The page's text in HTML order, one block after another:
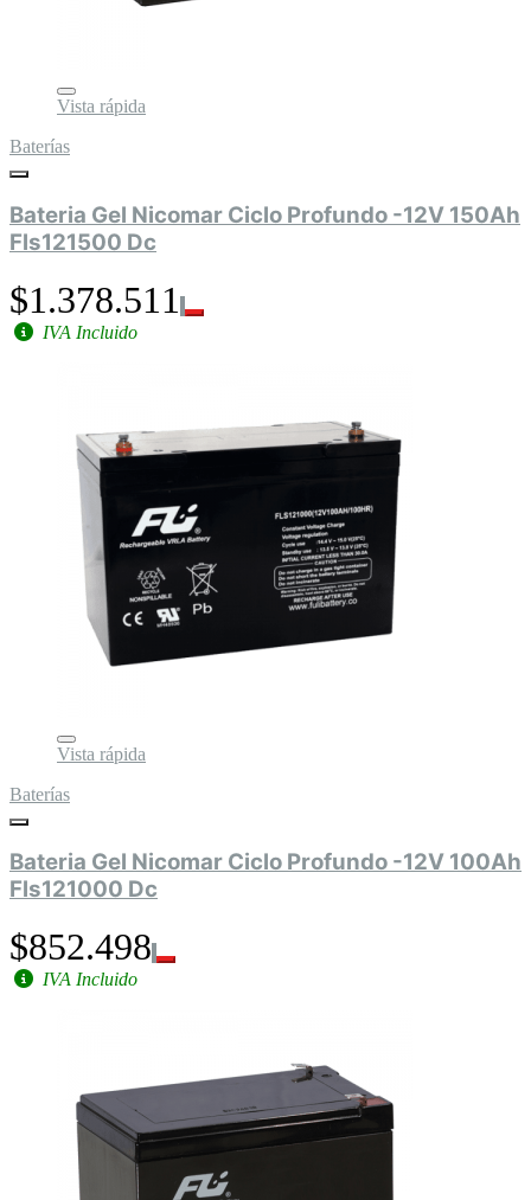
Vista rápida
Baterías
Bateria Gel Nicomar Ciclo Profundo -12V 150Ah
Fls121500 Dc
$1.378.511
IVA Incluido
Vista rápida
Baterías
Bateria Gel Nicomar Ciclo Profundo -12V 100Ah
Fls121000 Dc
$852.498
IVA Incluido